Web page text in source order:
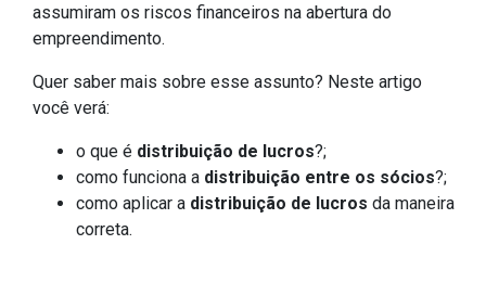
assumiram os riscos financeiros na abertura do
empreendimento.
Quer saber mais sobre esse assunto? Neste artigo
você verá:
o que é distribuição de lucros?;
como funciona a distribuição entre os sócios?;
como aplicar a distribuição de lucros da maneira
correta.